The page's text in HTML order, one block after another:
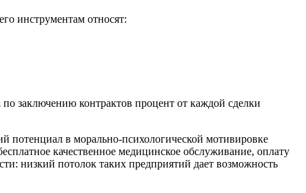
инструментам относят:
заключению контрактов процент от каждой сделки
в морально-психологической мотивировке
качественное медицинское обслуживание, оплату
низкий потолок таких предприятий дает возможность